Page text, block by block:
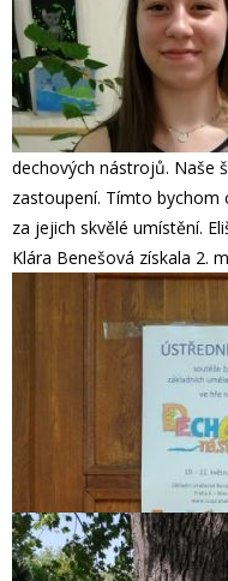
dechových nástrojů. Naše
zastoupení. Tímto bychom
za jejich skvělé umístění.
Klára Benešová získala 2.